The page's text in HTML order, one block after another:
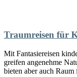
Traumreisen für
Mit Fantasiereisen
greifen angenehme
bieten aber auch